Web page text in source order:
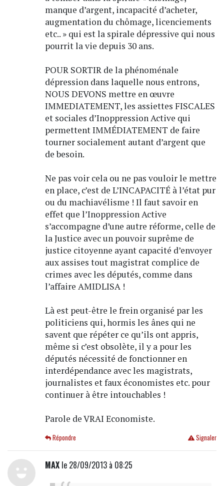
manque d’argent, incapacité d’acheter,
augmentation du chômage, licenciements
etc.. » qui est la spirale dépressive qui nous
pourrit la vie depuis 30 ans.
POUR SORTIR de la phénoménale
dépression dans laquelle nous entrons,
NOUS DEVONS mettre en œuvre
IMMEDIATEMENT, les assiettes FISCALES
et sociales d’Inoppression Active qui
permettent IMMÉDIATEMENT de faire
tourner socialement autant d’argent que
de besoin.
Ne pas voir cela ou ne pas vouloir le mettre
en place, c’est de L’INCAPACITÉ à l’état pur
ou du machiavélisme ! Il faut savoir en
effet que l’Inoppression Active
s’accompagne d’une autre réforme, celle de
la Justice avec un pouvoir suprême de
justice citoyenne ayant capacité d’envoyer
aux assises tout magistrat complice de
crimes avec les députés, comme dans
l’affaire AMIDLISA !
Là est peut-être le frein organisé par les
politiciens qui, hormis les ânes qui ne
savent que répéter ce qu’ils ont appris,
même si c’est obsolète, il y a pour les
députés nécessité de fonctionner en
interdépendance avec les magistrats,
journalistes et faux économistes etc. pour
continuer à être intouchables !
Parole de VRAI Economiste.
Signaler
Répondre
MAXle 28/09/2013 à 08:25